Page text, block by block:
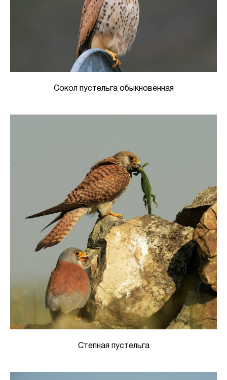
Сокол пустельга обыкновенная
Степная пустельга